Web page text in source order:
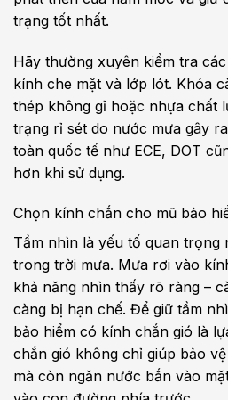
trạng tốt nhất.
Hãy thường xuyên kiểm tra
kính che mặt và lớp lót. Khóa
thép không gỉ hoặc nhựa chất
trạng rỉ sét do nước mưa gây
toàn quốc tế như ECE, DOT
hơn khi sử dụng.
Chọn kính chắn cho mũ bảo
Tầm nhìn là yếu tố quan trọng
trong trời mưa. Mưa rơi vào
khả năng nhìn thấy rõ ràng –
càng bị hạn chế. Để giữ tầm
bảo hiểm có kính chắn gió là
chắn gió không chỉ giúp bảo
mà còn ngăn nước bắn vào